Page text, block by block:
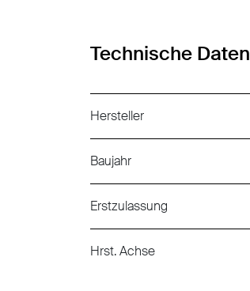
Technische Daten
Hersteller
Baujahr
Erstzulassung
Hrst. Achse